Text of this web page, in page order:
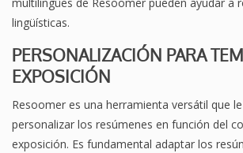
multilingües de Resoomer pueden ayudar a
lingüísticas.
PERSONALIZACIÓN PARA
EXPOSICIÓN
Resoomer es una herramienta versátil que
personalizar los resúmenes en función del
exposición. Es fundamental adaptar los